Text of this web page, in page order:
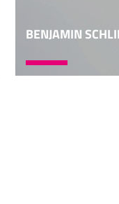
ist. Die
als
ess', des Lied ich
Prophetie, von
BENJAMIN